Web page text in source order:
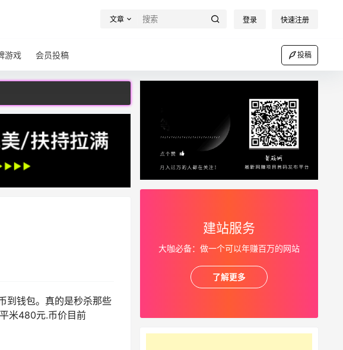
文章 登录 快速注册
游戏 会员投稿 投稿
到钱包。真的是秒杀那些
米480元.币价目前
建站服务
大咖必备：做一个可以年赚百万的网站
了解更多